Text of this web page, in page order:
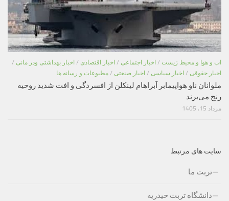
اب و هوا و محیط زیست / اخبار اجتماعی / اخبار اقتصادی / اخبار بهداشتی ودر مانی /
اخبار حقوقی / اخبار سیاسی / اخبار صنعتی / مطبوعات و رسانه ها
ملوانان ناو هواپیمابر آبراهام لینکلن از افسردگی و افت شدید روحیه
رنج می‌برند
مرداد 15, 1405
سایت های مرتبط
تربت ما
دانشگاه تربت حیدریه